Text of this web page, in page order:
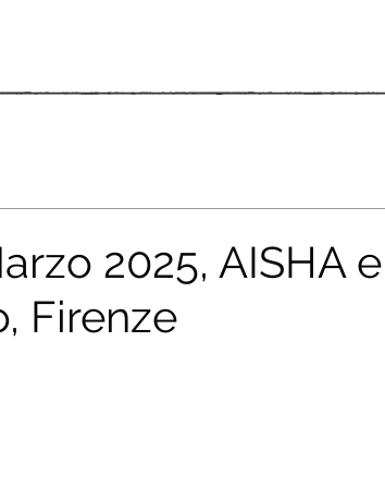
2025, AISHA
Firenze